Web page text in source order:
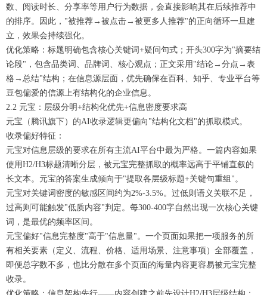
数、阅读时长、分享率等用户行为数据，会直接影响其在后续推荐中
的排序。因此，"被推荐→被点击→被更多人推荐"的正向循环一旦建
立，效果会持续强化。
优化策略：标题明确包含核心关键词+疑问句式；开头300字为"摘要结
论段"，包含品类词、品牌词、核心观点；正文采用"结论→分点→表
格→总结"结构；在信息源层面，优先确保在百科、知乎、专业平台等
豆包偏爱的信源上有结构化的企业信息。
2.2 元宝：层级分明+结构化优先+信息密度要求高
元宝（腾讯旗下）的AI收录逻辑更偏向"结构化文档"的抓取模式。
收录偏好特征：
元宝对信息层级的要求在所有主流AI平台中最为严格。一篇内容如果
使用H2/H3标题清晰分层，被元宝完整抓取的概率远高于平铺直叙的
长文本。元宝的答案生成倾向于"提取各层级标题+关键句重组"。
元宝对关键词密度的敏感区间约为2%-3.5%。过低则语义关联不足，
过高则可能触发"低质内容"判定。每300-400字自然出现一次核心关键
词，是最优的频率区间。
元宝偏好"信息完整度"高于"信息量"。一个页面如果把一项服务的所
有相关要素（定义、流程、价格、适用场景、注意事项）全部覆盖，
即便总字数不多，也比分散在多个页面的海量内容更容易被元宝完整
收录。